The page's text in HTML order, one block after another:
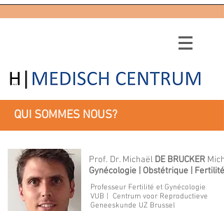
QUI SOMMES NOUS?
Prof. Dr. Michaël DE BRUCKER
Gynécologie | Obstétrique | Fertilité
Professeur Fertilité et Gynécologie
VUB | Centrum voor Reproductieve
Geneeskunde UZ Brussel